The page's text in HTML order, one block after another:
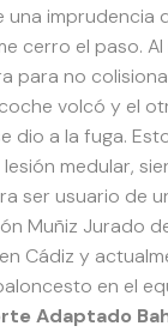
una imprudencia
cerro el paso. Al
para no
volcó y el
dio a la fuga.
medular,
ser usuario de
Muñiz Jurado
Cádiz y
en el
Adaptado